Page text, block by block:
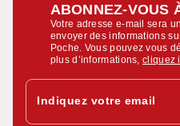
ABONNEZ-VOUS
Votre adresse e-mail sera
envoyer des informations
Poche. Vous pouvez vous
plus d’informations,cliquez
Indiquez votre email